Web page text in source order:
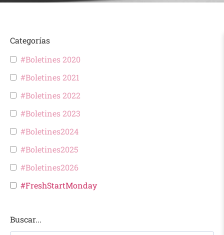
Categorías
#Boletines 2020
#Boletines 2021
#Boletines 2022
#Boletines 2023
#Boletines2024
#Boletines2025
#Boletines2026
#FreshStartMonday
Buscar...